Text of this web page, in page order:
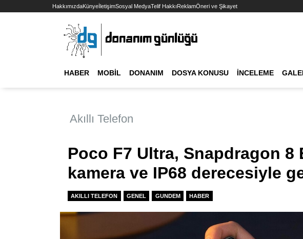
HakkımızdaKünyeİletişimSosyal MedyaTelif HakkıReklamÖneri ve Şikayet
HABER MOBIL DONANIM DOSYA KONUSU İNCELEME
Akıllı Telefon
Poco F7 Ultra, Snapdragon 8
kamera ve IP68 derecesiyle
AKILLI TELEFON GENEL GUNDEM HABER